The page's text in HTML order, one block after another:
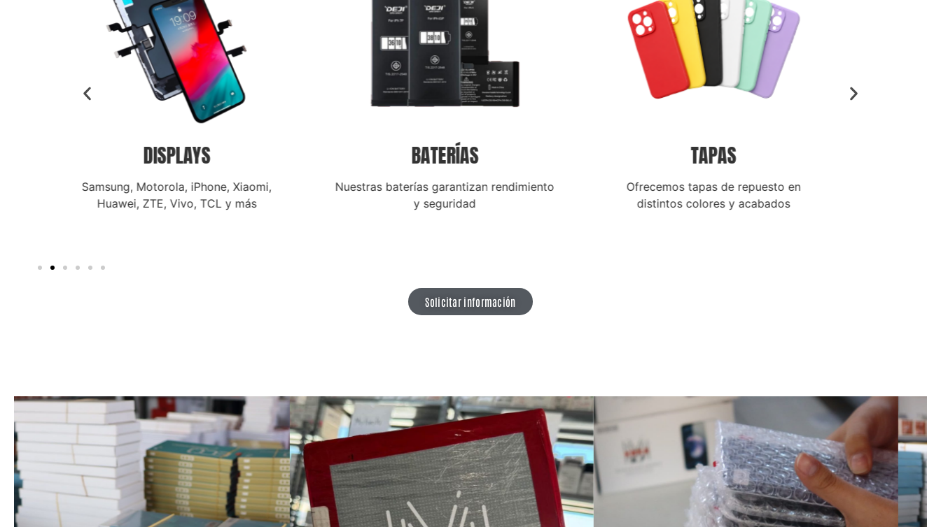
BATERÍAS
Nuestras baterías garantizan rendimiento
y seguridad
TAPAS
Ofrecemos tapas de repuesto en
distintos colores y acabados
FLEXORES DE CARGA
Soluciona problemas de carga de forma
definitiva. Nuestros flexores son
Solicitar información